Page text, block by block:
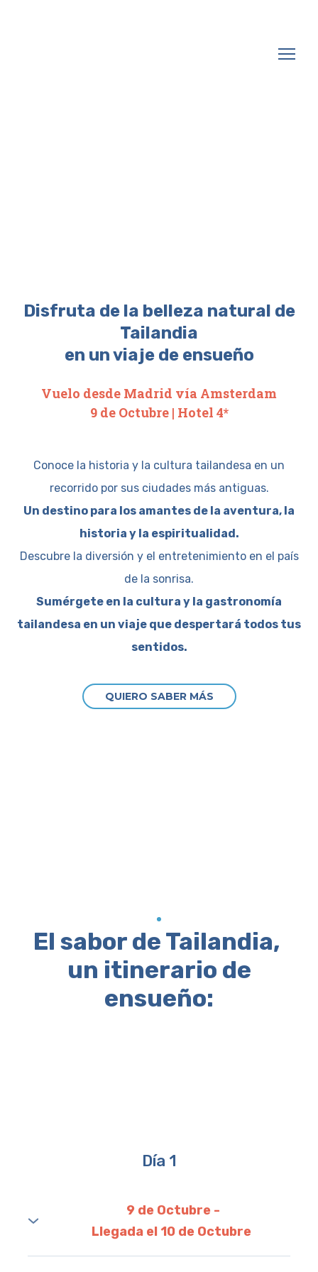
Disfruta de la belleza natural de
Tailandia
en un viaje de ensueño
Vuelo desde Madrid vía Amsterdam
9 de Octubre | Hotel 4*
Conoce la historia y la cultura tailandesa en un
recorrido por sus ciudades más antiguas.
Un destino para los amantes de la aventura, la
historia y la espiritualidad.
Descubre la diversión y el entretenimiento en el país
de la sonrisa.
Sumérgete en la cultura y la gastronomía
tailandesa en un viaje que despertará todos tus
sentidos.
QUIERO SABER MÁS
El sabor de Tailandia,
un itinerario de
ensueño:
Día 1
9 de Octubre -
Llegada el 10 de Octubre
Comienza la aventura. Nos encontraremos en